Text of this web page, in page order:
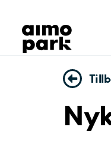
Hitta
Samarbete
Kundservice
Om Aimo